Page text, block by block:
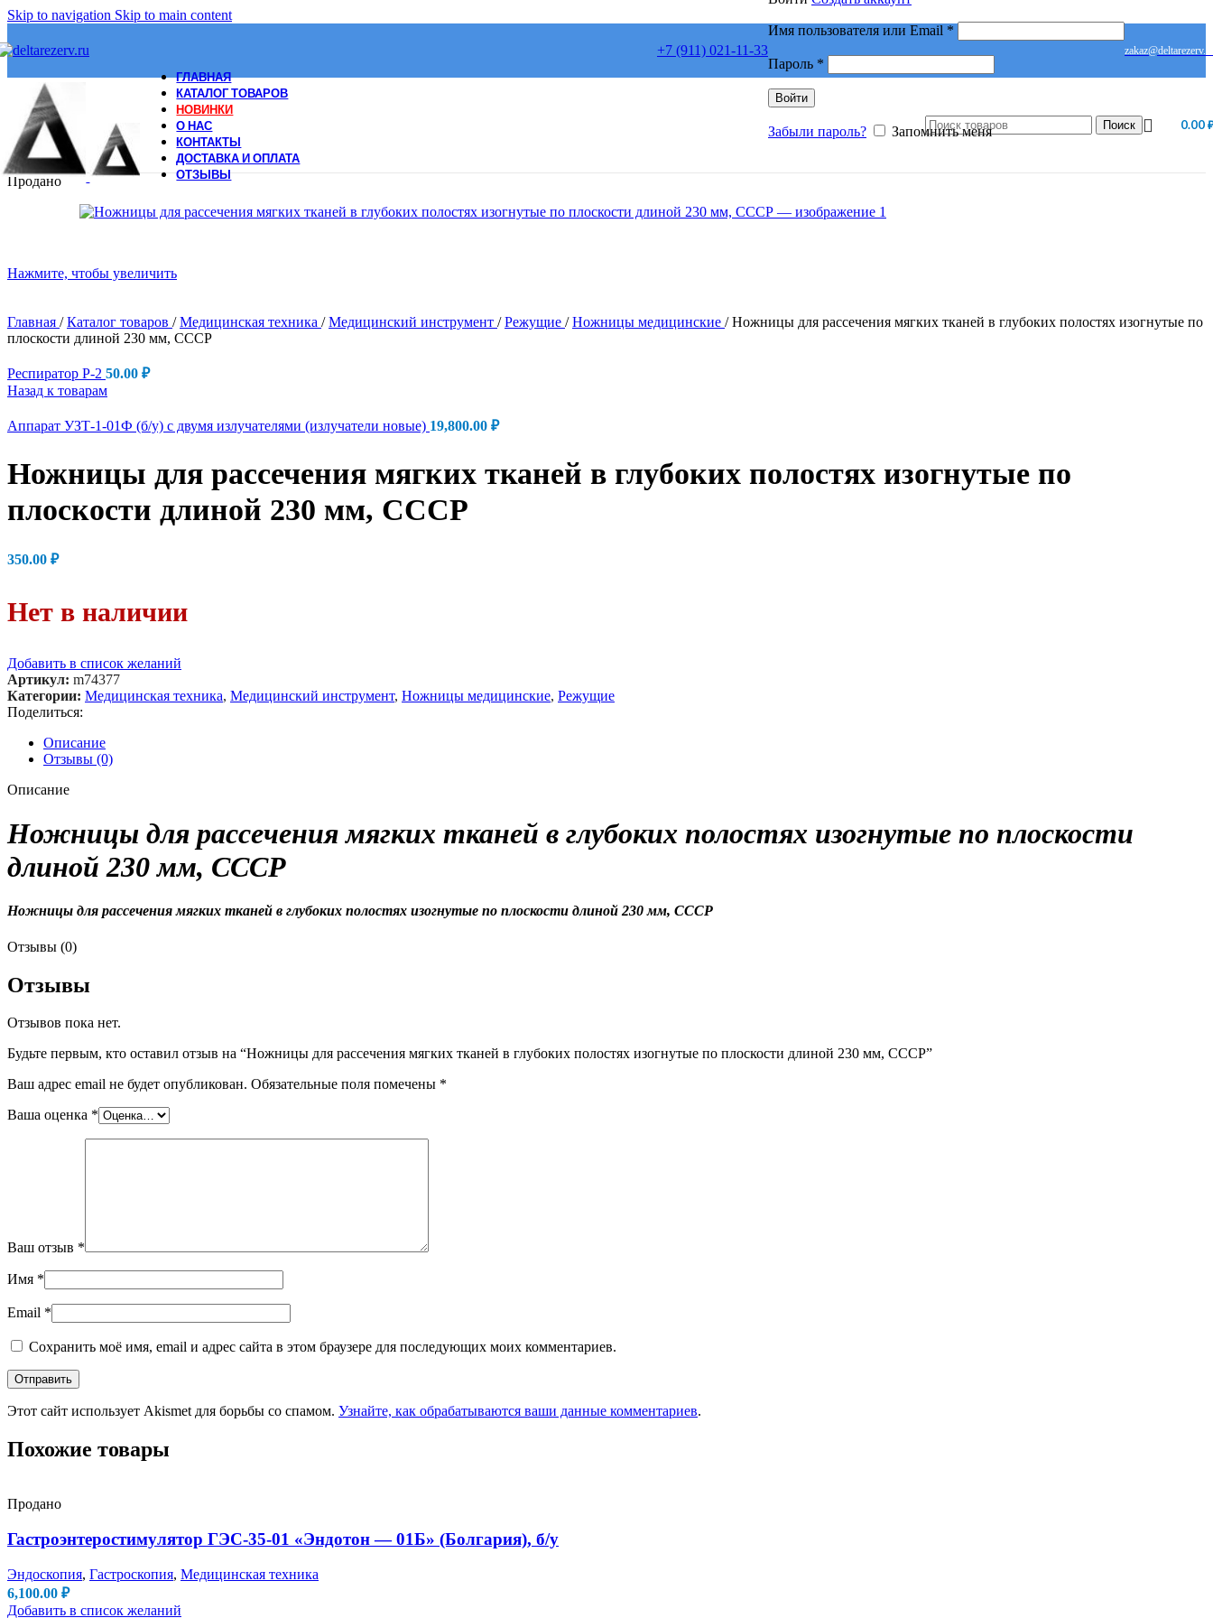
Skip to navigation Skip to main content
+7 (911) 021-11-33
Имя пользователя или Email *Обязательно
Пароль *
Войти
Забыли пароль? Запомнить меня
ГЛАВНАЯ
КАТАЛОГ ТОВАРОВ
НОВИНКИ
О НАС
КОНТАКТЫ
ДОСТАВКА И ОПЛАТА
ОТЗЫВЫ
Поиск 0.00
Продано
Нажмите, чтобы увеличить
Главная / Каталог товаров / Медицинская техника / Медицинский инструмент / Режущие / Ножницы медицинские / Ножницы для рассечения мягких тканей в глубоких полостях изогнутые по
плоскости длиной 230 мм, СССР
Респиратор Р-2 50.00 ₽
Назад к товарам
Аппарат УЗТ-1-01Ф (б/у) с двумя излучателями (излучатели новые) 19,800.00 ₽
Ножницы для рассечения мягких тканей в глубоких полостях изогнутые по
плоскости длиной 230 мм, СССР
350.00 ₽
Нет в наличии
Добавить в список желаний
Артикул: m74377
Категории: Медицинская техника, Медицинский инструмент, Ножницы медицинские, Режущие
Поделиться:
Описание
Отзывы (0)
Описание
Ножницы для рассечения мягких тканей в глубоких полостях изогнутые по плоскости
длиной 230 мм, СССР
Ножницы для рассечения мягких тканей в глубоких полостях изогнутые по плоскости длиной 230 мм, СССР
Отзывы (0)
Отзывы
Отзывов пока нет.
Будьте первым, кто оставил отзыв на “Ножницы для рассечения мягких тканей в глубоких полостях изогнутые по плоскости длиной 230 мм, СССР”
Ваш адрес email не будет опубликован. Обязательные поля помечены *
Ваша оценка *
Ваш отзыв *
Имя *
Email *
Сохранить моё имя, email и адрес сайта в этом браузере для последующих моих комментариев.
Этот сайт использует Akismet для борьбы со спамом. Узнайте, как обрабатываются ваши данные комментариев.
Похожие товары
Продано
Гастроэнтеростимулятор ГЭС-35-01 «Эндотон — 01Б» (Болгария), б/у
Эндоскопия, Гастроскопия, Медицинская техника
6,100.00 ₽
Добавить в список желаний